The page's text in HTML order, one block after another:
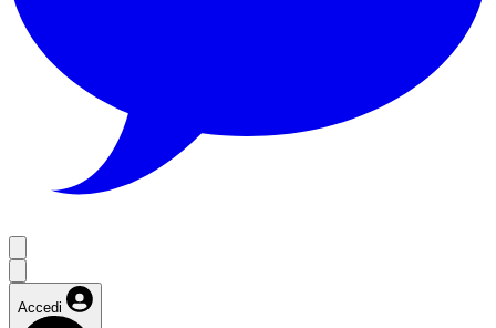
Accedi